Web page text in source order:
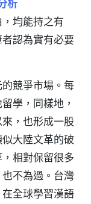
析
均能持之有
認為實有必要
競爭市場。每
學，同樣地，
，也形成一股
大陸文革的破
相對保留很多
不為過。台灣
全球學習漢語